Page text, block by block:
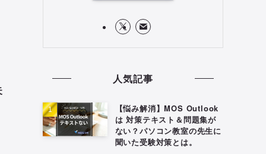
人気記事
【悩み解消】MOS Outlook
は 対策テキスト＆問題集が
ない？パソコン教室の先生に
聞いた受験対策とは。